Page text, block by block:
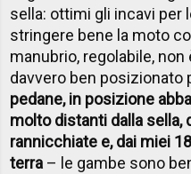
sella: ottimi gli incavi per
stringere bene la moto
manubrio, regolabile,
davvero ben posizionato
pedane, in posizione
molto distanti dalla sella,
rannicchiate e, dai miei
terra – le gambe sono